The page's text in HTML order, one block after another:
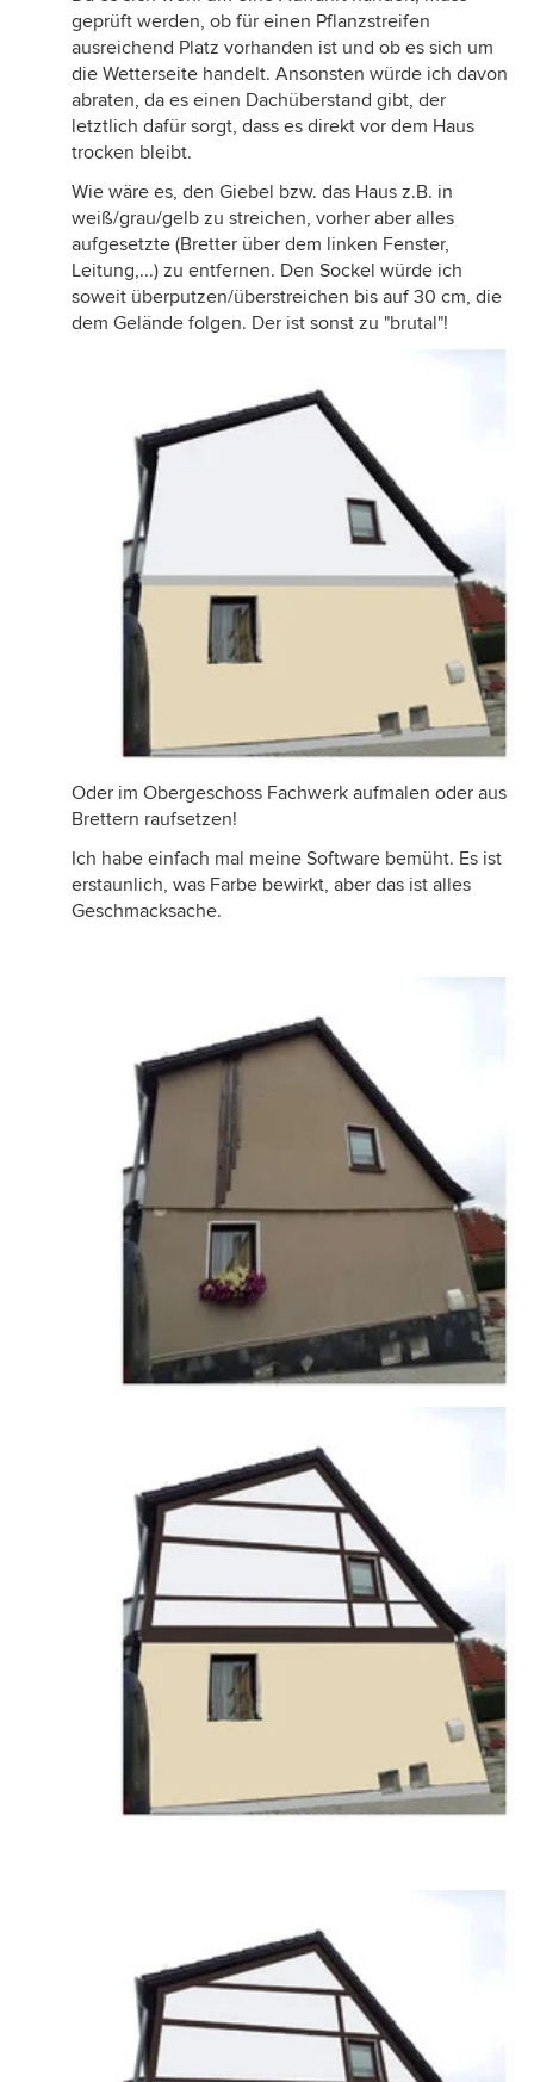
geprüft werden, ob für einen Pflanzstreifen
ausreichend Platz vorhanden ist und ob es sich um
die Wetterseite handelt. Ansonsten würde ich davon
abraten, da es einen Dachüberstand gibt, der
letztlich dafür sorgt, dass es direkt vor dem Haus
trocken bleibt.
Wie wäre es, den Giebel bzw. das Haus z.B. in
weiß/grau/gelb zu streichen, vorher aber alles
aufgesetzte (Bretter über dem linken Fenster,
Leitung,...) zu entfernen. Den Sockel würde ich
soweit überputzen/überstreichen bis auf 30 cm, die
dem Gelände folgen. Der ist sonst zu "brutal"!
Oder im Obergeschoss Fachwerk aufmalen oder aus
Brettern raufsetzen!
Ich habe einfach mal meine Software bemüht. Es ist
erstaunlich, was Farbe bewirkt, aber das ist alles
Geschmacksache.